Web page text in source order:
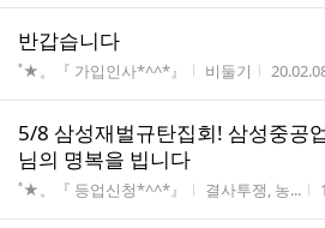
반갑습니다
게시판명
˚★。『 가입인사*^^*』 작성자
비둘기 작성시
5/8 삼성재벌규탄집회! 삼성중공
님의 명복을 빕니다
게시판명
˚★。『 등업신청*^^*』 작성자
결사투쟁, 농...